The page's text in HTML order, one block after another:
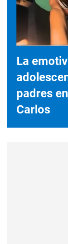
La
padres
Carlos